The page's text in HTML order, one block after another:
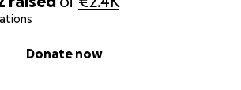
Donate now